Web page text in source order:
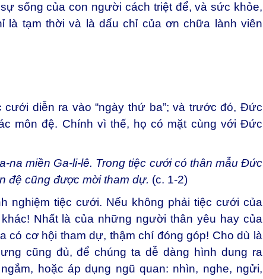
sống của con người cách triệt để, và sức khỏe,
là tạm thời và là dấu chỉ của ơn chữa lành viên
cưới diễn ra vào “ngày thứ ba”; và trước đó, Đức
môn đệ. Chính vì thế, họ có mặt cùng với Đức
na miền Ga-li-lê. Trong tiệc cưới có thân mẫu Đức
đệ cũng được mời tham dự. (c. 1-2)
nghiệm tiệc cưới. Nếu không phải tiệc cưới của
Nhất là của những người thân yêu hay của
có cơ hội tham dự, thậm chí đóng góp! Cho dù là
cũng đủ, để chúng ta dễ dàng hình dung ra
hoặc áp dụng ngũ quan: nhìn, nghe, ngửi,